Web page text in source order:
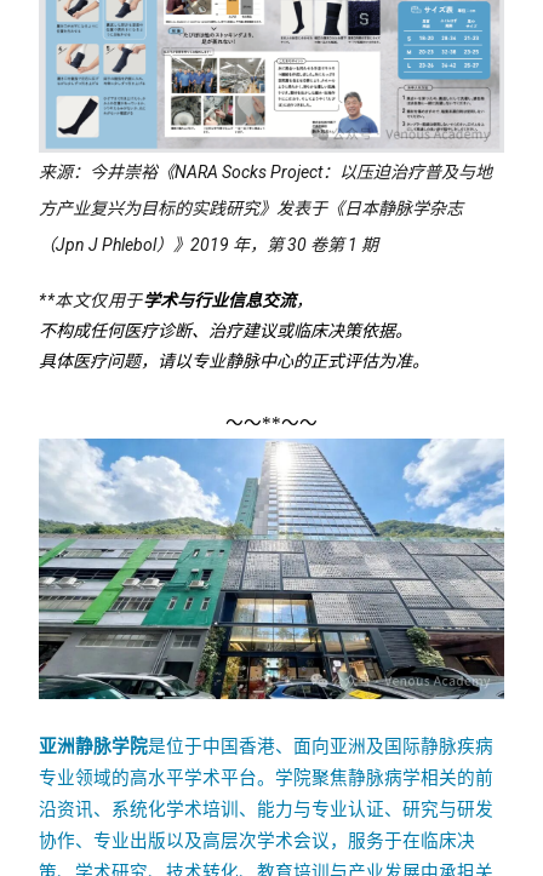
来源：今井崇裕《NARA Socks Project：以压迫治疗普及与地
方产业复兴为目标的实践研究》发表于《日本静脉学杂志
（Jpn J Phlebol）》2019 年，第 30 卷第 1 期
**本文仅用于学术与行业信息交流，
不构成任何医疗诊断、治疗建议或临床决策依据。
具体医疗问题，请以专业静脉中心的正式评估为准。
～～**～～
亚洲静脉学院是位于中国香港、面向亚洲及国际静脉疾病
专业领域的高水平学术平台。学院聚焦静脉病学相关的前
沿资讯、系统化学术培训、能力与专业认证、研究与研发
协作、专业出版以及高层次学术会议，服务于在临床决